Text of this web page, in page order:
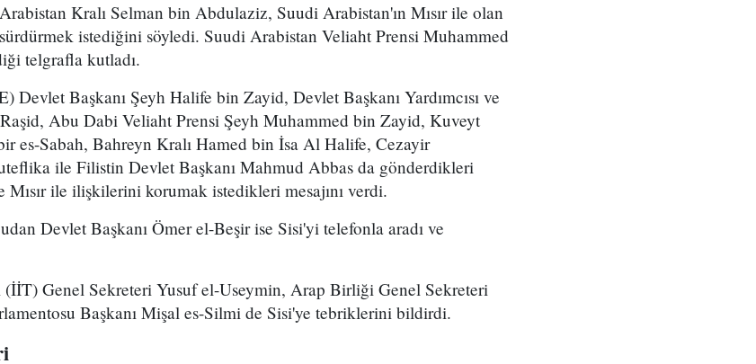
Kralı Selman bin Abdulaziz, Suudi Arabistan'ın Mısır ile olan
istediğini söyledi. Suudi Arabistan Veliaht Prensi Muhammed
telgrafla kutladı.
Başkanı Şeyh Halife bin Zayid, Devlet Başkanı Yardımcısı ve
Abu Dabi Veliaht Prensi Şeyh Muhammed bin Zayid, Kuveyt
es-Sabah, Bahreyn Kralı Hamed bin İsa Al Halife, Cezayir
ile Filistin Devlet Başkanı Mahmud Abbas da gönderdikleri
ile ilişkilerini korumak istedikleri mesajını verdi.
Devlet Başkanı Ömer el-Beşir ise Sisi'yi telefonla aradı ve
(İİT) Genel Sekreteri Yusuf el-Useymin, Arap Birliği Genel Sekreteri
Başkanı Mişal es-Silmi de Sisi'ye tebriklerini bildirdi.